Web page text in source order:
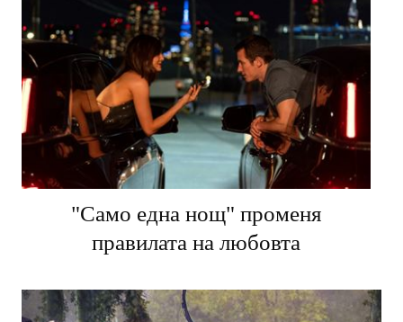
"Само една нощ" променя
правилата на любовта